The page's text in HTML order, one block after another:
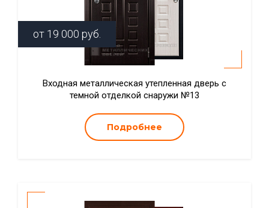
от 19 000 руб.
Входная металлическая утепленная дверь с
темной отделкой снаружи №13
Подробнее